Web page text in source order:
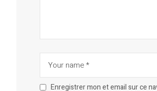
Enregistrer mon et email sur ce